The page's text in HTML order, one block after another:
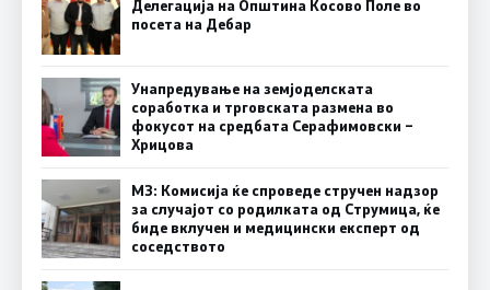
Делегација на Општина Косово Поле во
посета на Дебар
Унапредување на земјоделската
соработка и трговската размена во
фокусот на средбата Серафимовски –
Хрицова
МЗ: Комисија ќе спроведе стручен надзор
за случајот со родилката од Струмица, ќе
биде вклучен и медицински експерт од
соседството